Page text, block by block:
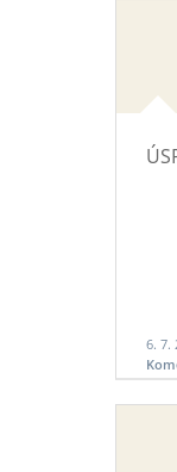
6. 7.